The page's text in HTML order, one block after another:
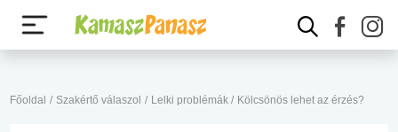
Főoldal / Szakértő válaszol / Lelki problémák / Kölcsönös lehet az érzés?